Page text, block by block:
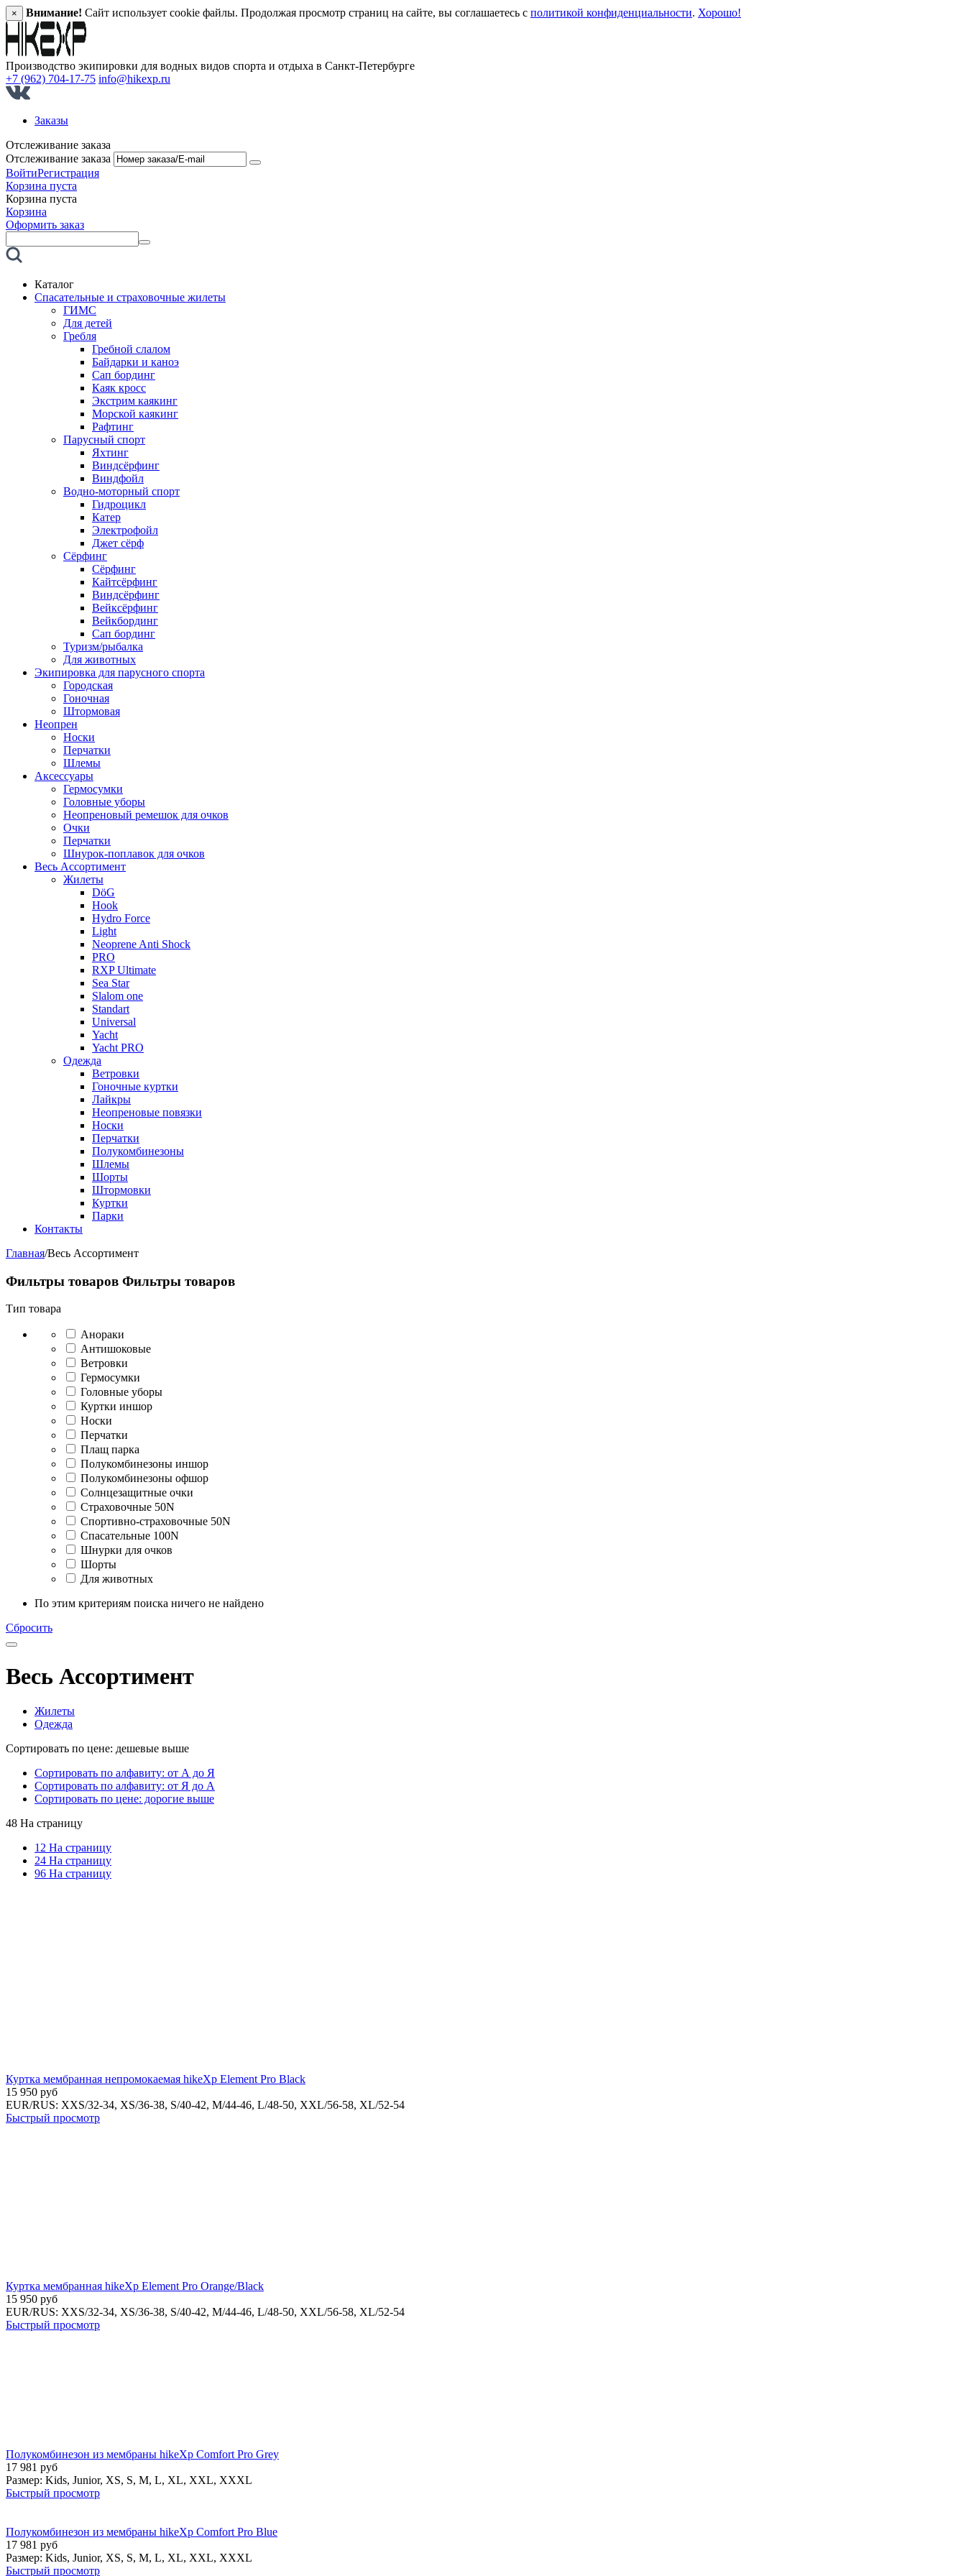
× Внимание! Сайт использует cookie файлы. Продолжая просмотр страниц на сайте, вы соглашаетесь с политикой конфиденциальности. Хорошо!
Производство экипировки для водных видов спорта и отдыха в Санкт‑Петербурге
+7 (962) 704-17-75 info@hikexp.ru
Заказы
Отслеживание заказа
Отслеживание заказа
ВойтиРегистрация
Корзина пуста
Корзина пуста
Корзина
Оформить заказ
Каталог
Спасательные и страховочные жилеты
ГИМС
Для детей
Гребля
Гребной слалом
Байдарки и каноэ
Сап бординг
Каяк кросс
Экстрим каякинг
Морской каякинг
Рафтинг
Парусный спорт
Яхтинг
Виндсёрфинг
Виндфойл
Водно-моторный спорт
Гидроцикл
Катер
Электрофойл
Джет сёрф
Сёрфинг
Сёрфинг
Кайтсёрфинг
Виндсёрфинг
Вейксёрфинг
Вейкбординг
Сап бординг
Туризм/рыбалка
Для животных
Экипировка для парусного спорта
Городская
Гоночная
Штормовая
Неопрен
Носки
Перчатки
Шлемы
Аксессуары
Гермосумки
Головные уборы
Неопреновый ремешок для очков
Очки
Перчатки
Шнурок-поплавок для очков
Весь Ассортимент
Жилеты
DöG
Hook
Hydro Force
Light
Neoprene Anti Shock
PRO
RXP Ultimate
Sea Star
Slalom one
Standart
Universal
Yacht
Yacht PRO
Одежда
Ветровки
Гоночные куртки
Лайкры
Неопреновые повязки
Носки
Перчатки
Полукомбинезоны
Шлемы
Шорты
Штормовки
Куртки
Парки
Контакты
Главная/Весь Ассортимент
Фильтры товаров Фильтры товаров
Тип товара
Анораки
Антишоковые
Ветровки
Гермосумки
Головные уборы
Куртки иншор
Носки
Перчатки
Плащ парка
Полукомбинезоны иншор
Полукомбинезоны офшор
Солнцезащитные очки
Страховочные 50N
Спортивно-страховочные 50N
Спасательные 100N
Шнурки для очков
Шорты
Для животных
По этим критериям поиска ничего не найдено
Сбросить
Весь Ассортимент
Жилеты
Одежда
Сортировать по цене: дешевые выше
Сортировать по алфавиту: от А до Я
Сортировать по алфавиту: от Я до А
Сортировать по цене: дорогие выше
48 На страницу
12 На страницу
24 На страницу
96 На страницу
Куртка мембранная непромокаемая hikeXp Element Pro Black
15 950 руб
EUR/RUS: XXS/32-34, XS/36-38, S/40-42, M/44-46, L/48-50, XXL/56-58, XL/52-54
Быстрый просмотр
Куртка мембранная hikeXp Element Pro Orange/Black
15 950 руб
EUR/RUS: XXS/32-34, XS/36-38, S/40-42, M/44-46, L/48-50, XXL/56-58, XL/52-54
Быстрый просмотр
Полукомбинезон из мембраны hikeXp Comfort Pro Grey
17 981 руб
Размер: Kids, Junior, XS, S, M, L, XL, XXL, XXXL
Быстрый просмотр
Полукомбинезон из мембраны hikeXp Comfort Pro Blue
17 981 руб
Размер: Kids, Junior, XS, S, M, L, XL, XXL, XXXL
Быстрый просмотр